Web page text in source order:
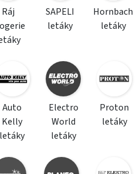
Ráj
SAPELI
letáky
Hornbach
letáky
Auto
Kelly
letáky
Electro
World
letáky
Proton
letáky